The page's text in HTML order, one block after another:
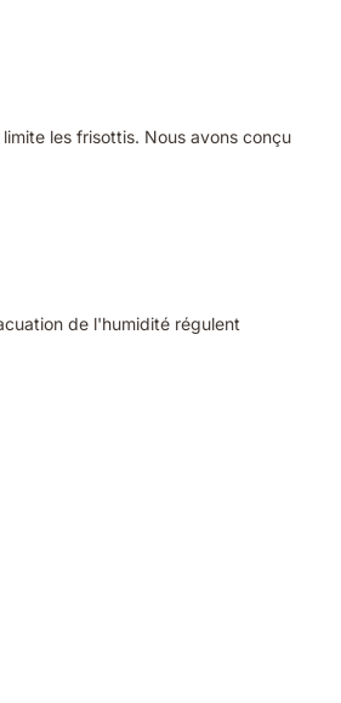
les frisottis. Nous avons conçu
de l'humidité régulent